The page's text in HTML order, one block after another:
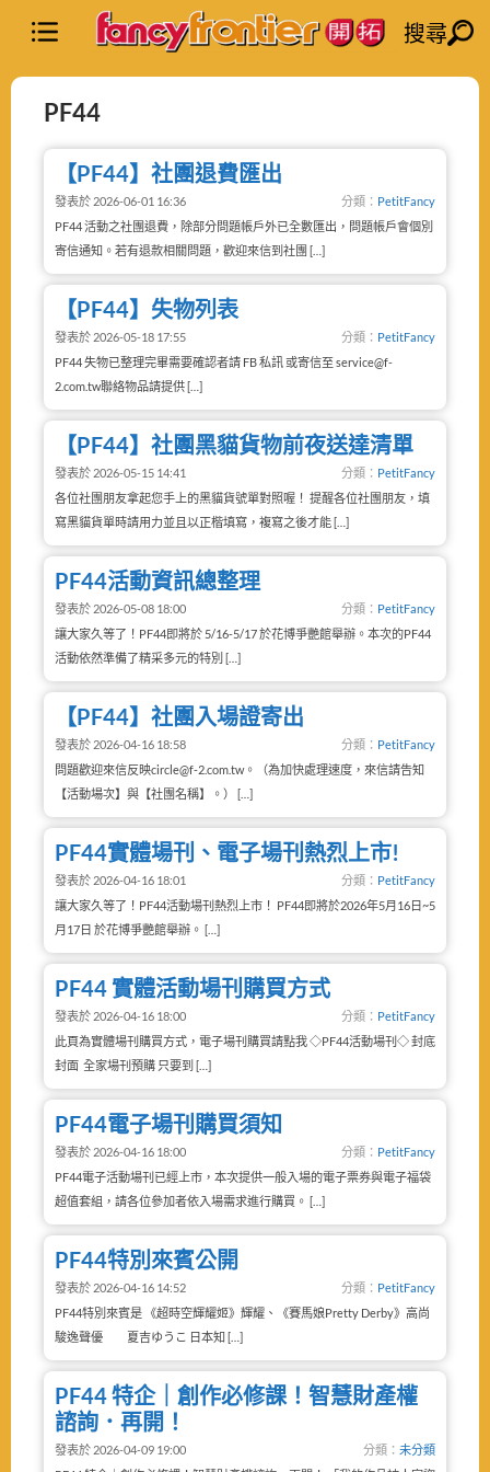
搜尋
PF44
【PF44】社團退費匯出
發表於 2026-06-01 16:36 分類： PetitFancy
PF44 活動之社團退費，除部分問題帳戶外已全數匯出，問題帳戶會個別
寄信通知。若有退款相關問題，歡迎來信到社團 […]
【PF44】失物列表
發表於 2026-05-18 17:55 分類： PetitFancy
PF44 失物已整理完畢需要確認者請 FB 私訊 或寄信至 service@f-
2.com.tw聯絡物品請提供 […]
【PF44】社團黑貓貨物前夜送達清單
發表於 2026-05-15 14:41 分類： PetitFancy
各位社團朋友拿起您手上的黑貓貨號單對照喔！ 提醒各位社團朋友，填
寫黑貓貨單時請用力並且以正楷填寫，複寫之後才能 […]
PF44活動資訊總整理
發表於 2026-05-08 18:00 分類： PetitFancy
讓大家久等了！PF44即將於 5/16-5/17 於花博爭艷館舉辦。本次的PF44
活動依然準備了精采多元的特別 […]
【PF44】社團入場證寄出
發表於 2026-04-16 18:58 分類： PetitFancy
問題歡迎來信反映circle@f-2.com.tw。（為加快處理速度，來信請告知
【活動場次】與【社團名稱】。） […]
PF44實體場刊、電子場刊熱烈上市!
發表於 2026-04-16 18:01 分類： PetitFancy
讓大家久等了！PF44活動場刊熱烈上市！ PF44即將於2026年5月16日~5
月17日 於花博爭艷館舉辦。 […]
PF44 實體活動場刊購買方式
發表於 2026-04-16 18:00 分類： PetitFancy
此頁為實體場刊購買方式，電子場刊購買請點我 ◇PF44活動場刊◇ 封底
封面 全家場刊預購 只要到 […]
PF44電子場刊購買須知
發表於 2026-04-16 18:00 分類： PetitFancy
PF44電子活動場刊已經上市，本次提供一般入場的電子票券與電子福袋
超值套組，請各位參加者依入場需求進行購買。 […]
PF44特別來賓公開
發表於 2026-04-16 14:52 分類： PetitFancy
PF44特別來賓是 《超時空輝耀姬》輝耀、《賽馬娘Pretty Derby》高尚
駿逸聲優 夏吉ゆうこ 日本知 […]
PF44 特企｜創作必修課！智慧財產權
諮詢．再開！
發表於 2026-04-09 19:00 分類： 未分類